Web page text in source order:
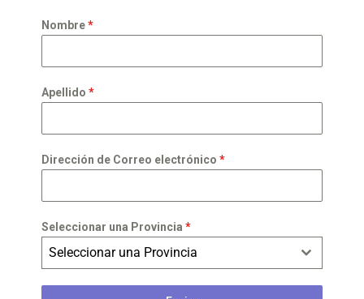
Nombre*
Apellido*
Dirección de Correo electrónico*
Seleccionar una Provincia*
Seleccionar una Provincia